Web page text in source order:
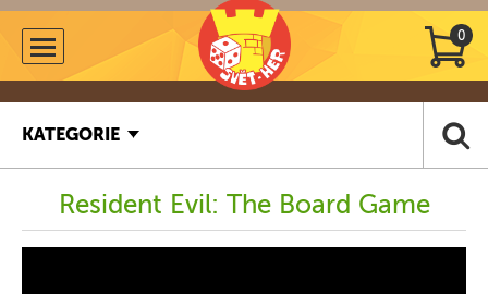
0
KATEGORIE
Resident Evil: The Board Game